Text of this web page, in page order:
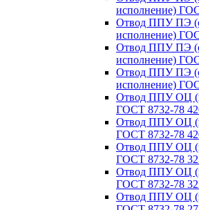
исполнение)
Отвод ППУ ПЭ
исполнение)
Отвод ППУ ПЭ
исполнение)
Отвод ППУ ПЭ
исполнение)
Отвод ППУ ОЦ
ГОСТ 8732-78
Отвод ППУ ОЦ
ГОСТ 8732-78
Отвод ППУ ОЦ
ГОСТ 8732-78
Отвод ППУ ОЦ
ГОСТ 8732-78
Отвод ППУ ОЦ